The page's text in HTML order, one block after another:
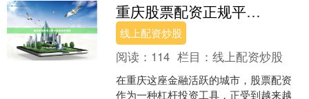
重庆股票配资正规平台及操作指南
线上配资炒股
阅读： 114 栏目：线上配资炒股
在重庆这座金融活跃的城市，股票配资
作为一种杠杆投资工具，正受到越来越